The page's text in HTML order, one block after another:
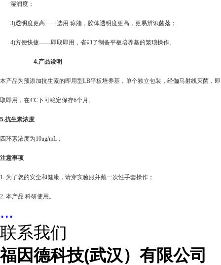
湿润度；
3)透明度更高——选用 琼脂，胶体透明度更高，更易辨识菌落；
4)方便快捷——即取即用，省却了制备平板培养基的繁琐操作。
4.产品说明
本产品为预添加抗生素的即用型LB平板培养基，单个独立包装，经伽马射线灭菌，即
取即用，在4℃下可稳定保存6个月。
5.抗生素浓度
四环素浓度为10ug/mL；
注意事项
1. 为了您的安全和健康，请穿实验服并戴一次性手套操作；
2. 本产品 科研使用。
...
联系我们
福因德科技(武汉）有限公司